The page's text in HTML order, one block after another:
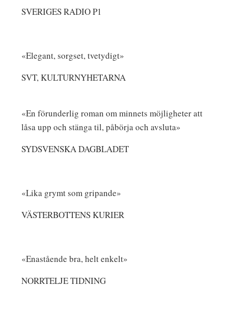
SVERIGES RADIO P1
«Elegant, sorgset, tvetydigt»
SVT, KULTURNYHETARNA
«En förunderlig roman om minnets möjligheter att
låsa upp och stänga til, påbörja och avsluta»
SYDSVENSKA DAGBLADET
«Lika grymt som gripande»
VÄSTERBOTTENS KURIER
«Enastående bra, helt enkelt»
NORRTELJE TIDNING